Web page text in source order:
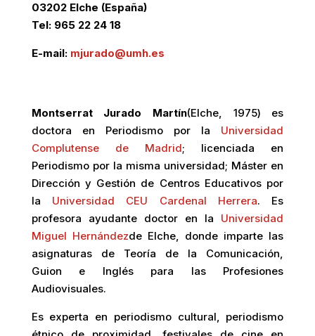
03202 Elche (España)
Tel: 965 22 24 18
E-mail:mjurado@umh.es
Montserrat Jurado Martín(Elche, 1975) es
doctora en Periodismo por la Universidad
Complutense de Madrid; licenciada en
Periodismo por la misma universidad; Máster en
Dirección y Gestión de Centros Educativos por
la Universidad CEU Cardenal Herrera. Es
profesora ayudante doctor en la Universidad
Miguel Hernándezde Elche, donde imparte las
asignaturas de Teoría de la Comunicación,
Guion e Inglés para las Profesiones
Audiovisuales.
Es experta en periodismo cultural, periodismo